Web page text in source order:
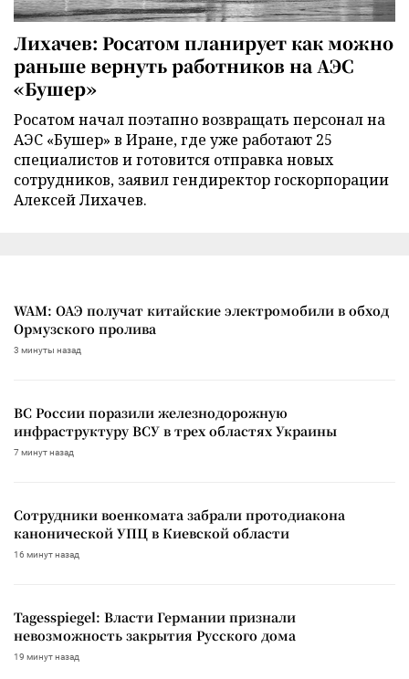
Лихачев: Росатом планирует как можно
раньше вернуть работников на АЭС
«Бушер»
Росатом начал поэтапно возвращать персонал на
АЭС «Бушер» в Иране, где уже работают 25
специалистов и готовится отправка новых
сотрудников, заявил гендиректор госкорпорации
Алексей Лихачев.
WAM: ОАЭ получат китайские электромобили в обход
Ормузского пролива
3 минуты назад
ВС России поразили железнодорожную
инфраструктуру ВСУ в трех областях Украины
7 минут назад
Сотрудники военкомата забрали протодиакона
канонической УПЦ в Киевской области
16 минут назад
Tagesspiegel: Власти Германии признали
невозможность закрытия Русского дома
19 минут назад